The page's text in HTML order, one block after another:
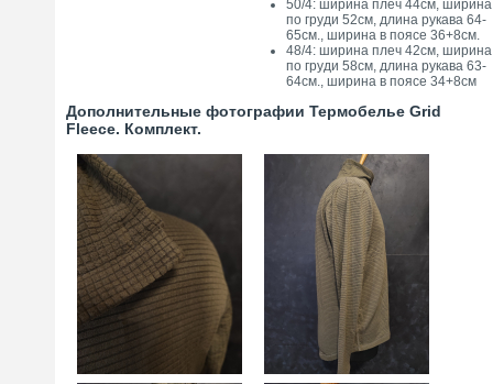
50/4: ширина плеч 44см, ширина
по груди 52см, длина рукава 64-
65см., ширина в поясе 36+8см.
48/4: ширина плеч 42см, ширина
по груди 58см, длина рукава 63-
64см., ширина в поясе 34+8см
Дополнительные фотографии Термобелье Grid
Fleece. Комплект.